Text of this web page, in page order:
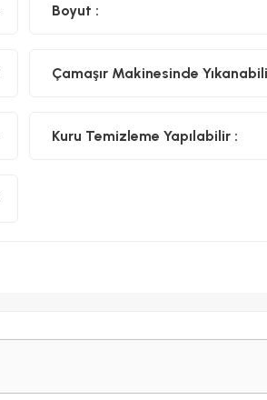
Boyut :
Çamaşır Makinesinde
Kuru Temizleme Yapılabilir :